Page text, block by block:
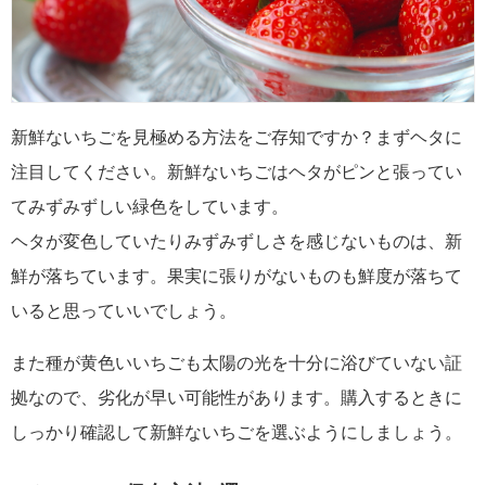
新鮮ないちごを見極める方法をご存知ですか？まずヘタに
注目してください。新鮮ないちごはヘタがピンと張ってい
てみずみずしい緑色をしています。
ヘタが変色していたりみずみずしさを感じないものは、新
鮮が落ちています。果実に張りがないものも鮮度が落ちて
いると思っていいでしょう。
また種が黄色いいちごも太陽の光を十分に浴びていない証
拠なので、劣化が早い可能性があります。購入するときに
しっかり確認して新鮮ないちごを選ぶようにしましょう。